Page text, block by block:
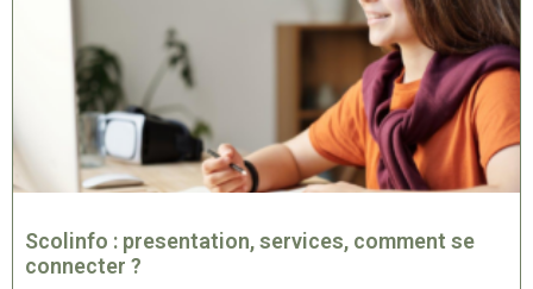
Scolinfo : presentation, services, comment se
connecter ?